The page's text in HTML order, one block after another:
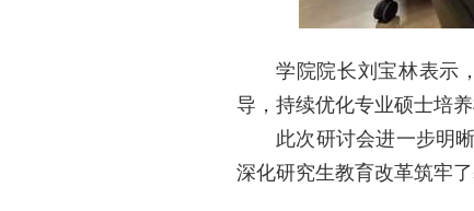
学院院长刘宝林表示
导，持续优化专业硕士培
此次研讨会进一步明
深化研究生教育改革筑牢了